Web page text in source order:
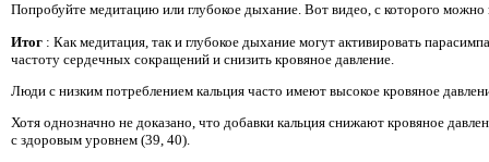
Попробуйте медитацию или глубокое дыхание. Вот видео, с которого можно
Итог : Как медитация, так и глубокое дыхание могут активировать
частоту сердечных сокращений и снизить кровяное давление.
Люди с низким потреблением кальция часто имеют высокое кровяное
Хотя однозначно не доказано, что добавки кальция снижают кровяное
с здоровым уровнем (39, 40).